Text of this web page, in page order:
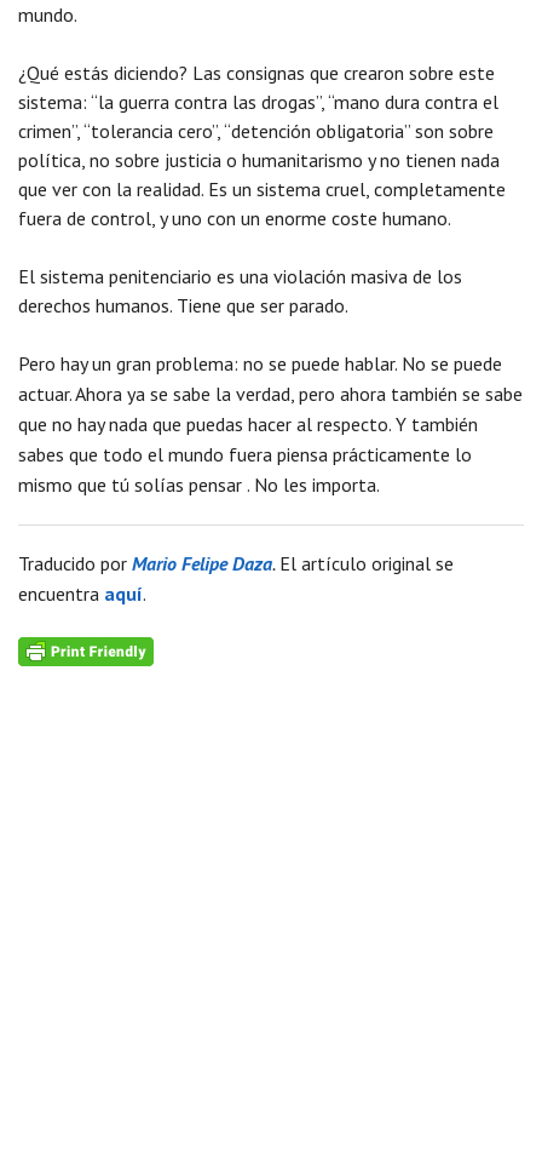
mundo.
¿Qué estás diciendo? Las consignas que crearon sobre este
sistema: “la guerra contra las drogas”, “mano dura contra el
crimen”, “tolerancia cero”, “detención obligatoria” son sobre
política, no sobre justicia o humanitarismo y no tienen nada
que ver con la realidad. Es un sistema cruel, completamente
fuera de control, y uno con un enorme coste humano.
El sistema penitenciario es una violación masiva de los
derechos humanos. Tiene que ser parado.
Pero hay un gran problema: no se puede hablar. No se puede
actuar. Ahora ya se sabe la verdad, pero ahora también se sabe
que no hay nada que puedas hacer al respecto. Y también
sabes que todo el mundo fuera piensa prácticamente lo
mismo que tú solías pensar . No les importa.
Traducido por Mario Felipe Daza. El artículo original se
encuentra aquí.